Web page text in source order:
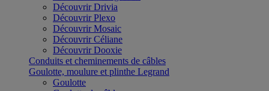
Découvrir Drivia
Découvrir Plexo
Découvrir Mosaic
Découvrir Céliane
Découvrir Dooxie
Conduits et cheminements de câbles
Goulotte, moulure et plinthe Legrand
Goulotte